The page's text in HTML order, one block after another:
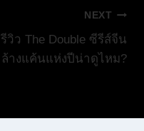
NEXT
รีวิว The Double ซีรีส์จีน
ล้างแค้นแห่งปีน่าดูไหม?